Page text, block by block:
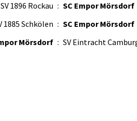
SV 1896 Rockau : SC Empor Mörsdorf
1885 Schkölen : SC Empor Mörsdorf
Mörsdorf : SV Eintracht